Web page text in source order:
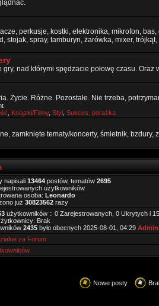
perkusje, kostki, elektronika, mikrofon,
stojak, spray, tamburyn, żarówka, mixer, trójkąt,
gry, nad którymi spędzacie połowę czasu.
Życie. Różne. Pozostałe. Nie trzeba,
Ksiązki/Filmy, Styl Sukces, porażka
zamknięte tematy/koncerty, śmietnik, bzdury,
napisali 13464 postów, tematów 2695
użytkowników
osoba: Leonardo
już 30823562 razy
użytkowników :: 0 Zarejestrowanych, 0 Ukrytych i
Brak
2435 było obecnych 2025-08-01, 04:29
za Forum
Nowe posty